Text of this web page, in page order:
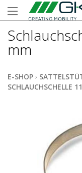
mm
E-SHOP ›
SCHLAUCHSCHELLE